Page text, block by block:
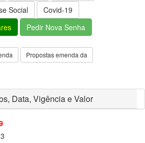
Social
Covid-19
Pedir Nova Senha
Propostas emenda da
Data, Vigência e Valor